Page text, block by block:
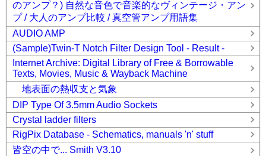
のアンプ？) 自然な音色で音楽的なヴィンテージ・アン
プ / 大人のアンプ比較 / 真空管アンプ用語集
AUDIO AMP
(Sample)Twin-T Notch Filter Design Tool - Result -
Internet Archive: Digital Library of Free & Borrowable
Texts, Movies, Music & Wayback Machine
地表面の熱収支と気象
DIP Type Of 3.5mm Audio Sockets
Crystal ladder filters
RigPix Database - Schematics, manuals 'n' stuff
皆空の中で... Smith V3.10